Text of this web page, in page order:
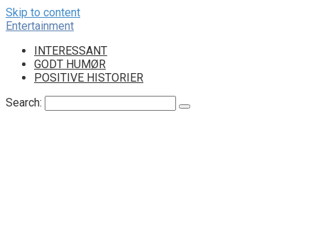
Skip to content
Entertainment
INTERESSANT
GODT HUMØR
POSITIVE HISTORIER
Search: